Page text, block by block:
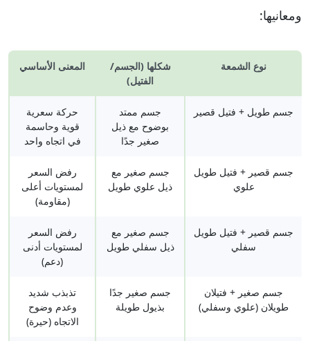
ومعانيها:
نوع الشمعة
شكلها (الجسم/
الفتيل)
المعنى الأساسي
جسم طويل + فتيل قصير
جسم ممتد
بوضوح مع ذيل
صغير جدًا
حركة سعرية
قوية وحاسمة
في اتجاه واحد
جسم قصير + فتيل طويل
علوي
جسم صغير مع
ذيل علوي طويل
رفض السعر
لمستويات أعلى
(مقاومة)
جسم قصير + فتيل طويل
سفلي
جسم صغير مع
ذيل سفلي طويل
رفض السعر
لمستويات أدنى
(دعم)
جسم صغير + فتيلان
طويلان (علوي وسفلي)
جسم صغير جدًا
بذيول طويلة
تذبذب شديد
وعدم وضوح
الاتجاه (حيرة)